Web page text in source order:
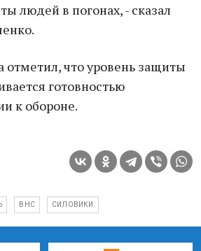
людей в погонах, - сказал
отметил, что уровень защиты
готовностью
к обороне.
ВНС СИЛОВИКИ